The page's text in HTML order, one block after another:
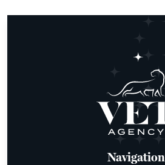
Navigation